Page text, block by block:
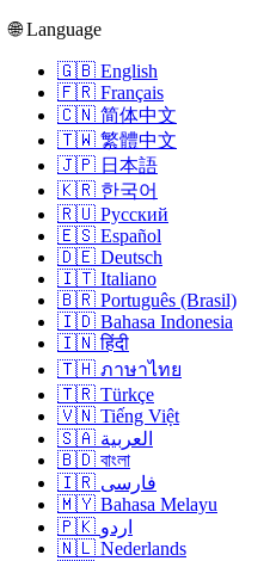
🌐 Language
🇬🇧 English
🇫🇷 Français
🇨🇳 简体中文
🇹🇼 繁體中文
🇯🇵 日本語
🇰🇷 한국어
🇷🇺 Русский
🇪🇸 Español
🇩🇪 Deutsch
🇮🇹 Italiano
🇧🇷 Português (Brasil)
🇮🇩 Bahasa Indonesia
🇮🇳 हिंदी
🇹🇭 ภาษาไทย
🇹🇷 Türkçe
🇻🇳 Tiếng Việt
🇸🇦 العربية
🇧🇩 বাংলা
🇮🇷 فارسی
🇲🇾 Bahasa Melayu
🇵🇰 اردو
🇳🇱 Nederlands